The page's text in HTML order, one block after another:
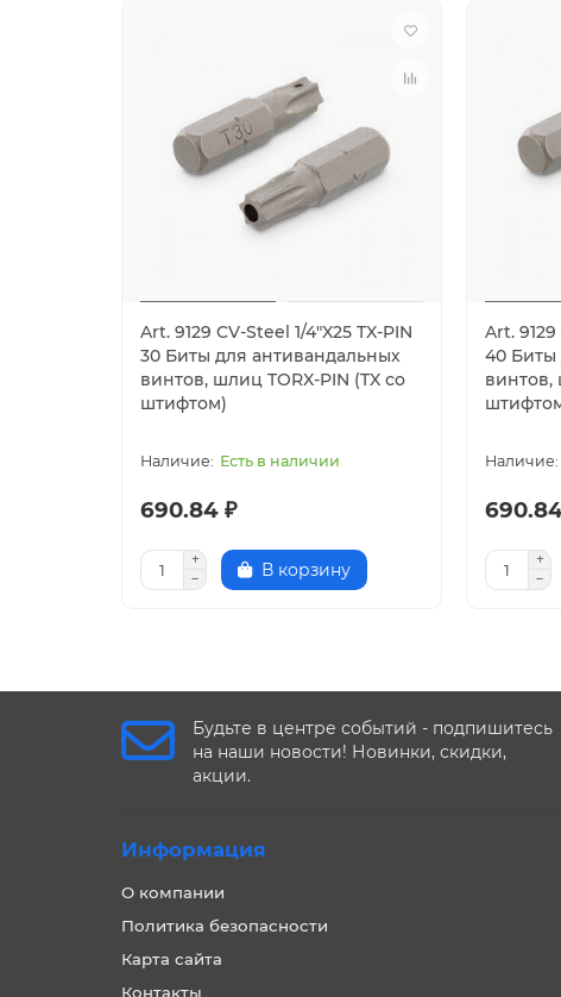
Art. 9129 CV-Steel 1/4"X25 TX-PIN
30 Биты для антивандальных
винтов, шлиц TORX-PIN (TX со
штифтом)
Есть в наличии
690.84 ₽
В корзину
Art. 9129
40 Биты
винтов,
Будьте в центре событий - подпишитесь
на наши новости! Новинки, скидки,
акции.
Информация
О компании
Политика безопасности
Карта сайта
Контакты